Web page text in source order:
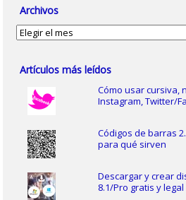
Archivos
Archivos
Artículos más leídos
Cómo usar cursiva,
Instagram, Twitter/
Códigos de barras
para qué sirven
Descargar y crear
8.1/Pro gratis y legal